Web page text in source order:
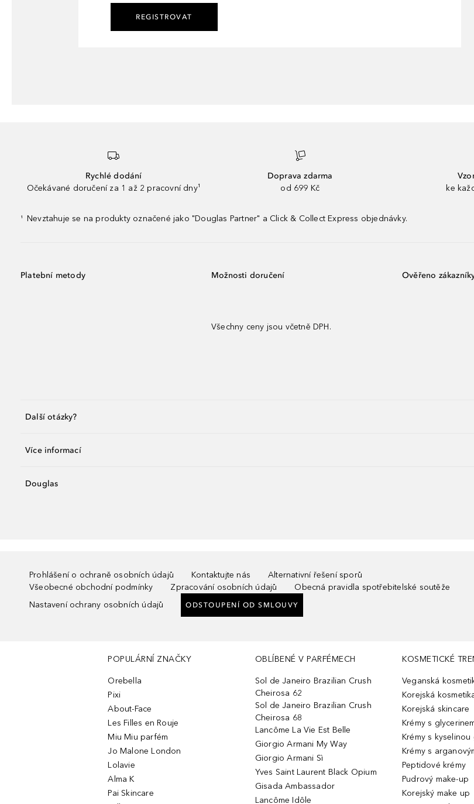
REGISTROVAT
Rychlé dodání
Očekávané doručení za 1 až 2 pracovní dny¹
Doprava zdarma
od 699 Kč
ke
¹ Nevztahuje se na produkty označené jako "Douglas Partner" a Click & Collect Express objednávky.
Platební metody Možnosti doručení
Všechny ceny jsou včetně DPH.
Ověřeno
Další otázky?
Více informací
Douglas
Prohlášení o ochraně osobních údajů Kontaktujte nás
Alternativní řešení sporů
Všeobecné obchodní podmínky
Zpracování osobních údajů
Obecná pravidla spotřebitelské soutěže
Nastavení ochrany osobních údajů
ODSTOUPENÍ OD SMLOUVY
POPULÁRNÍ ZNAČKY
Orebella
Pixi
About-Face
Les Filles en Rouje
Miu Miu parfém
Jo Malone London
Lolavie
Alma K
Pai Skincare
OBLÍBENÉ V PARFÉMECH
Sol de Janeiro Brazilian Crush
Cheirosa 62
Sol de Janeiro Brazilian Crush
Cheirosa 68
Lancôme La Vie Est Belle
Giorgio Armani My Way
Giorgio Armani Sì
Yves Saint Laurent Black Opium
Gisada Ambassador
Lancôme Idôle
KOSMETICKÉ
Veganská
Korejská
Korejská skincare
Krémy s
Krémy s
Krémy s
Peptidové krémy
Pudrový make-up
Korejský make up